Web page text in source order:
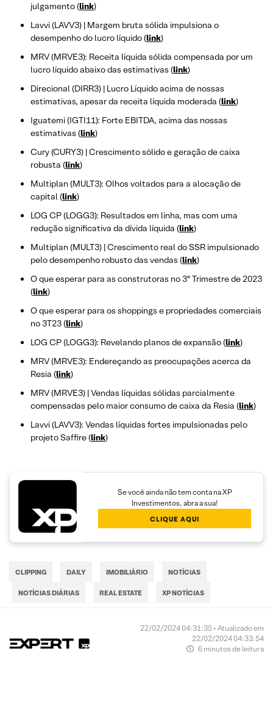
julgamento (link)
Lavvi (LAVV3) | Margem bruta sólida impulsiona o
desempenho do lucro líquido (link)
MRV (MRVE3): Receita líquida sólida compensada por um
lucro líquido abaixo das estimativas (link)
Direcional (DIRR3) | Lucro Líquido acima de nossas
estimativas, apesar da receita líquida moderada (link)
Iguatemi (IGTI11): Forte EBITDA, acima das nossas
estimativas (link)
Cury (CURY3) | Crescimento sólido e geração de caixa
robusta (link)
Multiplan (MULT3): Olhos voltados para a alocação de
capital (link)
LOG CP (LOGG3): Resultados em linha, mas com uma
redução significativa da dívida líquida (link)
Multiplan (MULT3) | Crescimento real do SSR impulsionado
pelo desempenho robusto das vendas (link)
O que esperar para as construtoras no 3º Trimestre de 2023
(link)
O que esperar para os shoppings e propriedades comerciais
no 3T23 (link)
LOG CP (LOGG3): Revelando planos de expansão (link)
MRV (MRVE3): Endereçando as preocupações acerca da
Resia (link)
MRV (MRVE3) | Vendas líquidas sólidas parcialmente
compensadas pelo maior consumo de caixa da Resia (link)
Lavvi (LAVV3): Vendas líquidas fortes impulsionadas pelo
projeto Saffire (link)
Se você ainda não tem conta na XP
Investimentos, abra a sua!
CLIQUE AQUI
CLIPPING DAILY IMOBILIÁRIO NOTÍCIAS
NOTÍCIAS DIÁRIAS REAL ESTATE XP NOTÍCIAS
22/02/2024 04:31:35 • Atualizado em
22/02/2024 04:33:54
6 minutos de leitura